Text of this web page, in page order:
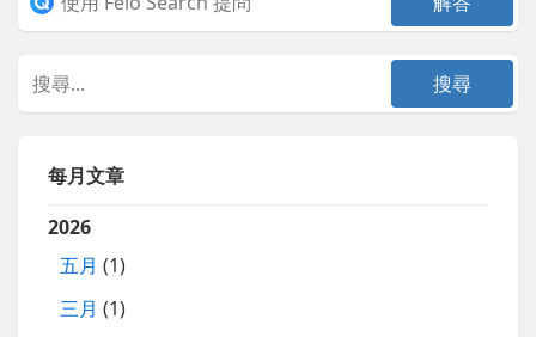
每月文章
2026
五月 (1)
三月 (1)